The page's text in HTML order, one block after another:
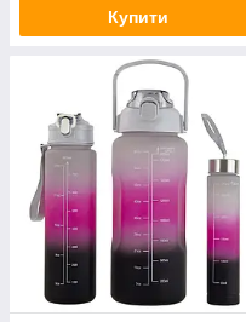
Купити